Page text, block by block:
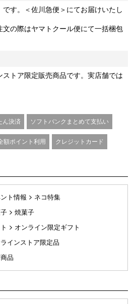
です。＜佐川急便＞にてお届けいたし
の際はヤマトクール便にて一括梱包
ストア限定販売商品です。実店舗では
ん決済 ソフトバンクまとめて支払い
額ポイント利用 クレジットカード
ト情報
ネコ特集
焼菓子
オンライン限定ギフト
インストア限定品
品